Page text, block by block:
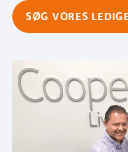
SØG VORES